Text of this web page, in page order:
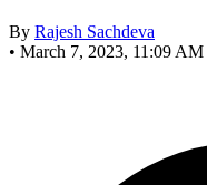
By Rajesh Sachdeva
• March 7, 2023, 11:09 AM